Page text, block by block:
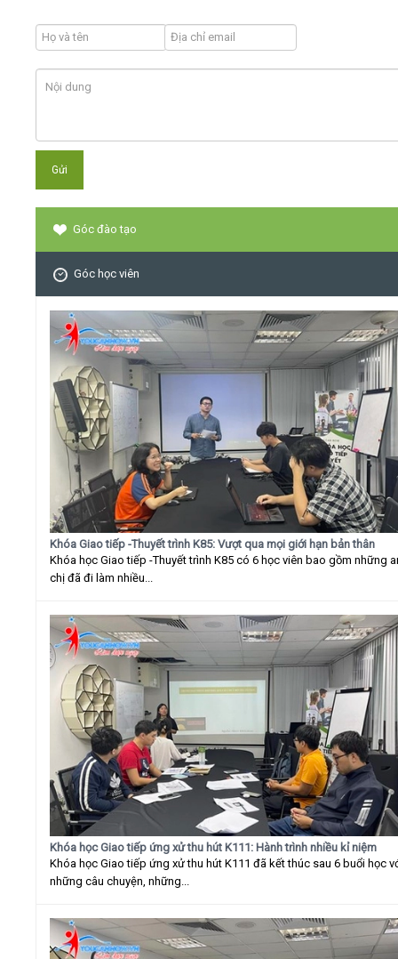
Góc đào tạo
Góc học viên
Khóa Giao tiếp -Thuyết trình K85: Vượt qua mọi giới hạn bản thân
Khóa học Giao tiếp -Thuyết trình K85 có 6 học viên bao gồm những
chị đã đi làm nhiều...
Khóa học Giao tiếp ứng xử thu hút K111: Hành trình nhiều kỉ niệm
Khóa học Giao tiếp ứng xử thu hút K111 đã kết thúc sau 6 buổi học
những câu chuyện, những...